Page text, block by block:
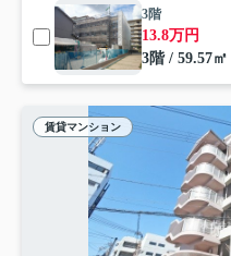
3階
13.8万円
3階 / 59.57
賃貸マンション